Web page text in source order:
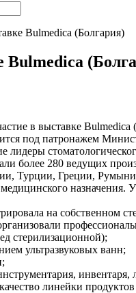
Bulmedica (Болгария)
Bulmedica
в выставке Bulmedica
под патронажем
лидеры
более 280 ведущих
Турции, Греции,
на собственном
стерилизационной);
ультразвуковых ванн;
линейки